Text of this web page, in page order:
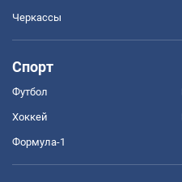
Черкассы
Спорт
Футбол
Хоккей
Формула-1